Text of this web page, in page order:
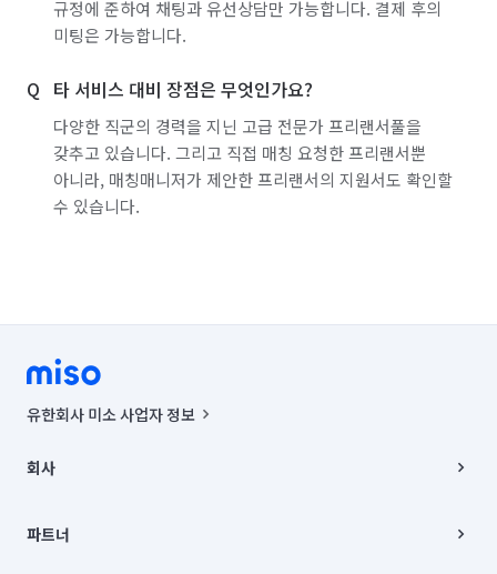
규정에 준하여 채팅과 유선상담만 가능합니다. 결제 후의
미팅은 가능합니다.
타 서비스 대비 장점은 무엇인가요?
다양한 직군의 경력을 지닌 고급 전문가 프리랜서풀을
갖추고 있습니다. 그리고 직접 매칭 요청한 프리랜서뿐
아니라, 매칭매니저가 제안한 프리랜서의 지원서도 확인할
수 있습니다.
유한회사 미소 사업자 정보
00019 |
주소 | 본사: 서울특별시 종로구 율곡로 6(중학동, 트윈트리빌딩) B동 5층
컨택센터 : 서울특별시 종로구 수송동 율곡로 24, 7층, 8층 미소
회사
채용
파트너